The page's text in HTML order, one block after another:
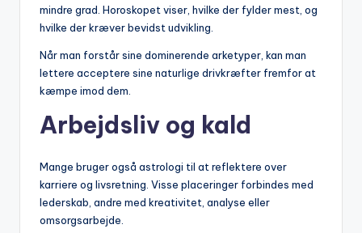
mindre grad. Horoskopet viser, hvilke der fylder mest, og
hvilke der kræver bevidst udvikling.
Når man forstår sine dominerende arketyper, kan man
lettere acceptere sine naturlige drivkræfter fremfor at
kæmpe imod dem.
Arbejdsliv og kald
Mange bruger også astrologi til at reflektere over
karriere og livsretning. Visse placeringer forbindes med
lederskab, andre med kreativitet, analyse eller
omsorgsarbejde.